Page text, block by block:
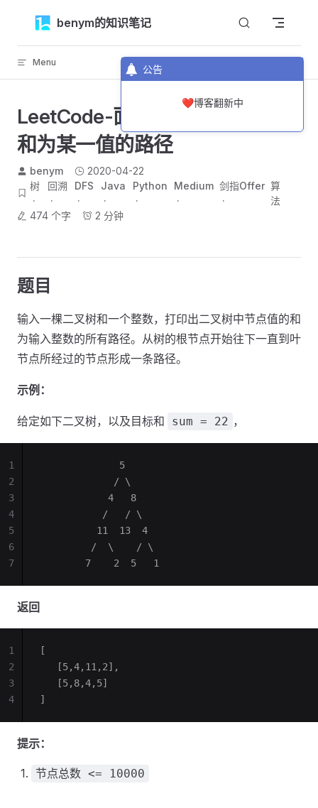
公告
❤️博客翻新中
Skip to contentbenym的知识笔记
Menu 返回顶部
LeetCode-面试题34-二叉树中
和为某一值的路径
benym
2020-04-22
树
回溯 DFS Java Python Medium 剑指Offer 算
法
474 个字
2 分钟
题目
输入一棵二叉树和一个整数，打印出二叉树中节点值的和
为输入整数的所有路径。从树的根节点开始往下一直到叶
节点所经过的节点形成一条路径。
示例：
给定如下二叉树，以及目标和 sum = 22 ，
              5
             / \
            4   8
           /   / \
          11  13  4
         /  \    / \
        7    2  5   1
1
2
3
4
5
6
7
返回
[
   [5,4,11,2],
   [5,8,4,5]
]
1
2
3
4
提示：
节点总数 <= 10000